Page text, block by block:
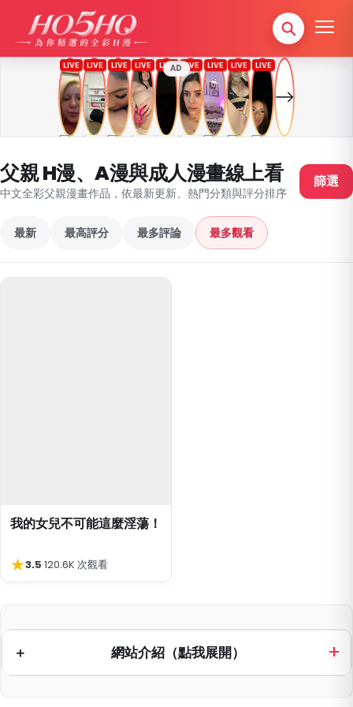
AD
父親 H漫、A漫與成人漫畫線上看
中文全彩父親漫畫作品，依最新更新、熱門分類與評分排序
篩選
最新 最高評分 最多評論 最多觀看
我的女兒不可能這麼淫蕩！
★3.5·120.6K 次觀看
網站介紹（點我展開）